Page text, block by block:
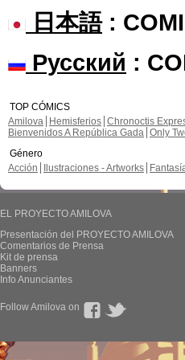
日本語:
Русский :
TOP CÓMICS
Amilova
Hemisferios Chronoctis
Bienvenidos A República Gada Only
Género
Acción
Ilustraciones - Artworks
EL PROYECTO AMILOVA
Presentación del PROYECTO AMILOVA
Comentarios de Prensa
Kit de prensa
Banners
Info Anunciantes
Follow Amilova on